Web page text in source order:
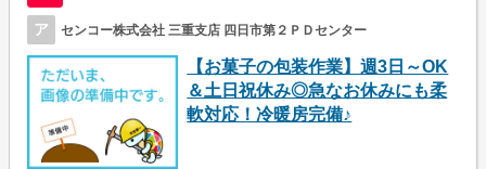
ア センコー株式会社 三重支店 四日市第２ＰＤセンター
【お菓子の包装作業】週3日～OK
＆土日祝休み◎急なお休みにも柔
軟対応！冷暖房完備♪